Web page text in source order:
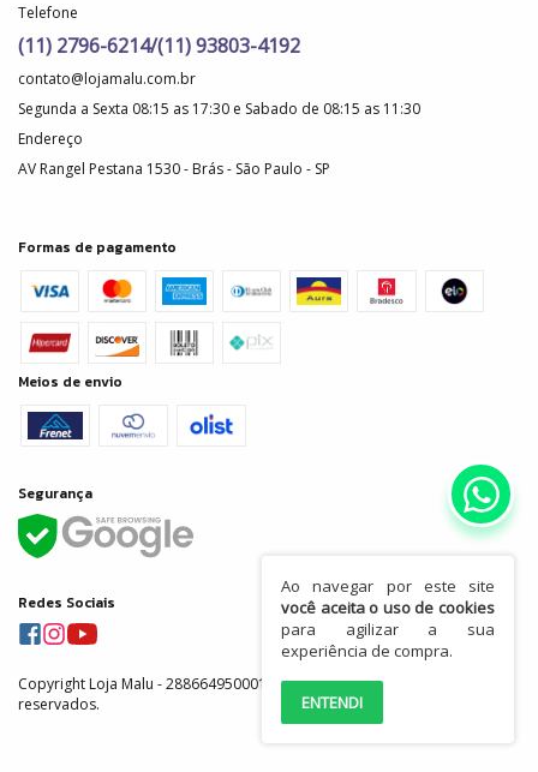
Ao navegar por este site
você aceita o uso de cookies
para agilizar a sua
experiência de compra.
ENTENDI
Telefone
(11) 2796-6214/(11) 93803-4192
contato@lojamalu.com.br
Segunda a Sexta 08:15 as 17:30 e Sabado de 08:15 as 11:30
Endereço
AV Rangel Pestana 1530 - Brás - São Paulo - SP
Formas de pagamento
Meios de envio
Segurança
Redes Sociais
Copyright Loja Malu - 28866495000155 - 2026. Todos os direitos
reservados.